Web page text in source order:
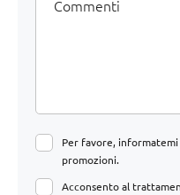
Per favore,
promozioni.
Acconsento al